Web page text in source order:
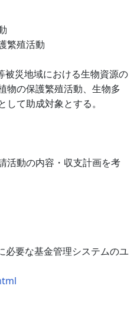
繁殖活動
災地域における生物資源の
物の保護繁殖活動、生物多
て助成対象とする。
活動の内容・収支計画を考
要な基金管理システムのユ